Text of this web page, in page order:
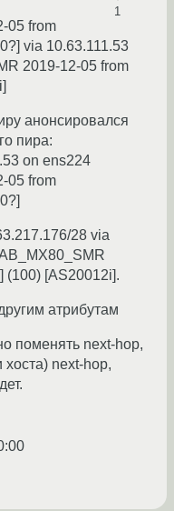
1
05 from
via 10.63.111.53
2019-12-05 from
анонсировался
пира:
on ens224
05 from
28 via
(100) [AS20012i].
атрибутам
поменять next-hop,
хоста) next-hop,